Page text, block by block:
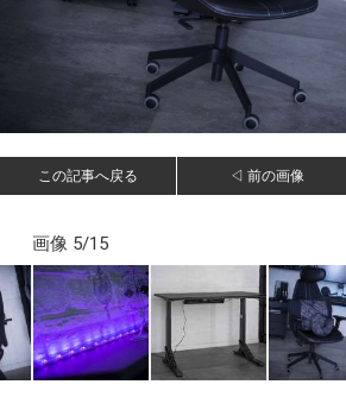
この記事へ戻る ◁ 前の画像
画像 5/15